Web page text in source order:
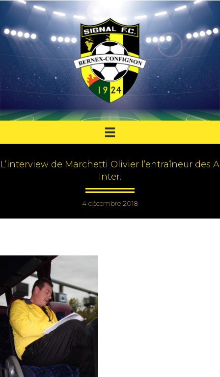
L’interview de Marchetti Olivier l’entraîneur des A
Inter.
4 décembre 2018